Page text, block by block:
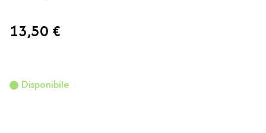
13,50 €
Disponibile